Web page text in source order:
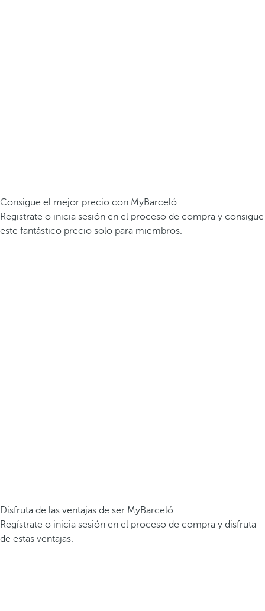
Consigue el mejor precio con MyBarceló
Registrate o inicia sesión en el proceso de compra y consigue
este fantástico precio solo para miembros.
Disfruta de las ventajas de ser MyBarceló
Regístrate o inicia sesión en el proceso de compra y disfruta
de estas ventajas.